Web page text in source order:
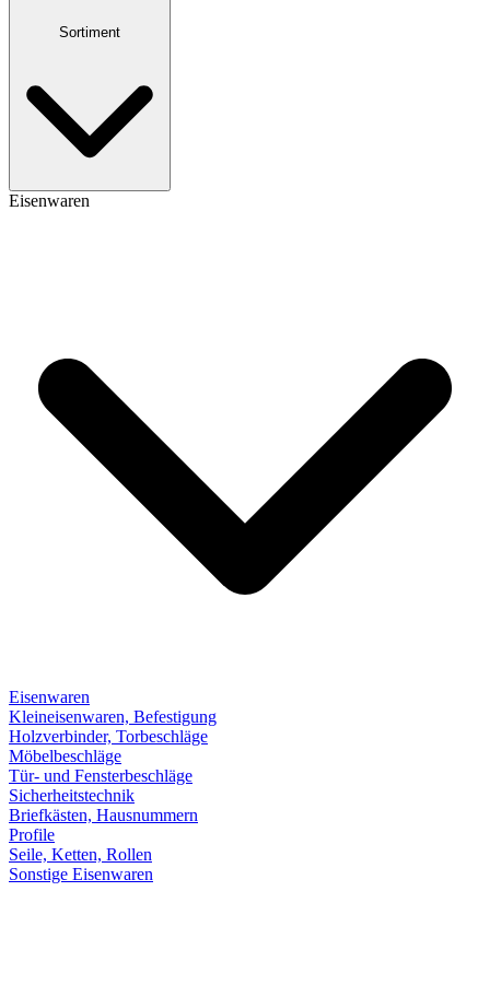
Sortiment
Eisenwaren
Eisenwaren
Kleineisenwaren, Befestigung
Holzverbinder, Torbeschläge
Möbelbeschläge
Tür- und Fensterbeschläge
Sicherheitstechnik
Briefkästen, Hausnummern
Profile
Seile, Ketten, Rollen
Sonstige Eisenwaren